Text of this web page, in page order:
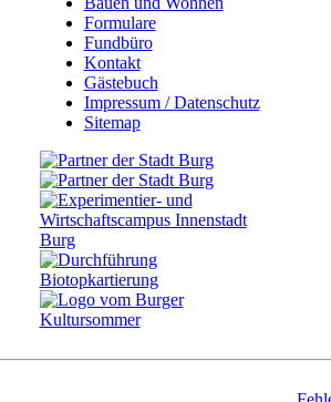
Formulare
Fundbüro
Kontakt
Gästebuch
Impressum / Datenschutz
Sitemap